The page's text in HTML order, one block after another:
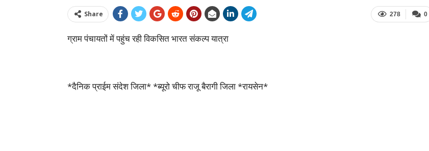
0
278
Share
ग्राम पंचायतों में पहुंच रही विकसित भारत संकल्प यात्रा
*दैनिक प्राईम संदेश जिला* *ब्यूरो चीफ राजू बैरागी जिला *रायसेन*